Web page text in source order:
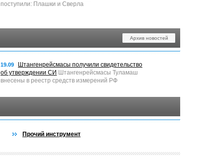
поступили: Плашки и Сверла
Архив новостей
19.09
Штангенрейсмасы получили свидетельство
об утверждении СИ Штангенрейсмасы Туламаш
внесены в реестр средств измерений РФ
Прочий инструмент